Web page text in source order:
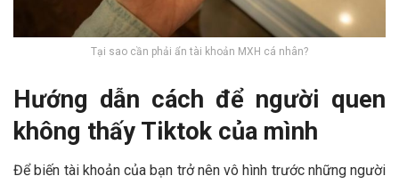
Tại sao cần phải ẩn tài khoản MXH cá nhân?
Hướng dẫn cách để người quen
không thấy Tiktok của mình
Để biến tài khoản của bạn trở nên vô hình trước những người